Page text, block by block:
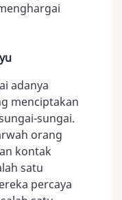
adanya
menciptakan
sungai.
orang
kontak
satu
percaya